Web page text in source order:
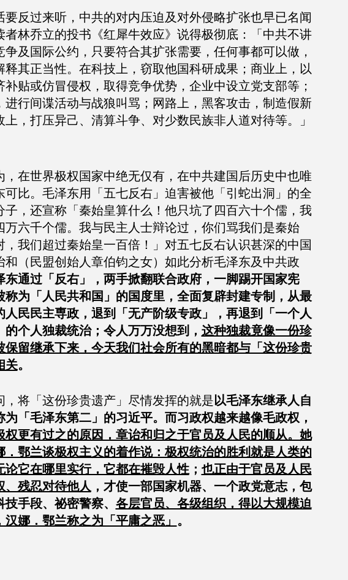
要反过来听，中共的对内压迫及对外侵略扩张也早已名闻
者林乔立的投书《红犀牛效应》说得极彻底：「中共不讲
争及国际公约，只要符合其扩张需要，任何事都可以做，
释其正当性。在科技上，窃取他国科研成果；商业上，以
补贴或仿冒侵权，取得竞争优势，企业中设立党支部等；
进行间谍活动与战狼叫骂；网路上，黑客攻击，制造假新
上，打压异己、清算斗争、对少数民族非人道对待等。」
，在世界极权国家中绝无仅有，在中共建国后历史中也唯
可比。毛泽东用「五七反右」迫害被他「引蛇出洞」的全
子，还宣称「秦始皇算什么！他只坑了四百六十个儒，我
万六千个儒。我与民主人士辩论过，你们骂我们是秦始
，我们超过秦始皇一百倍！」对五七反右认识甚深的中国
和（民盟创始人章伯钧之女）如此分析毛泽东及中共政
东通过「反右」，两手掀翻联合政府，一脚踢开国家宪
称为「人民共和国」的国度里，全面复辟封建专制，从最
人民民主専政，退到「无产阶级专政」，再退到「一个人
的个人独裁统治；令人万万没想到， 这种独裁竟像一份珍
保留继承下来，今天我们社会所有的黑暗都与「这份珍贵
关。
，将「这份珍贵遗产」尽情发挥的就是 以毛泽东继承人自
为「毛泽东第二」的习近平。而习政权越来越像毛政权，
权更有过之的原因，章诒和归之于官员及人民的顺从。她
．鄂兰谈极权主义的着作说：极权统治的胜利就是人类的
论它在哪里实行，它都在摧毁人性； 也正由于官员及人民
、残忍对待他人 ，才使一部国家机器、一个政党意志，包
技手段、祕密警察、 各层官员、各级组织，得以大规模迫
汉娜．鄂兰称之为「平庸之恶」 。